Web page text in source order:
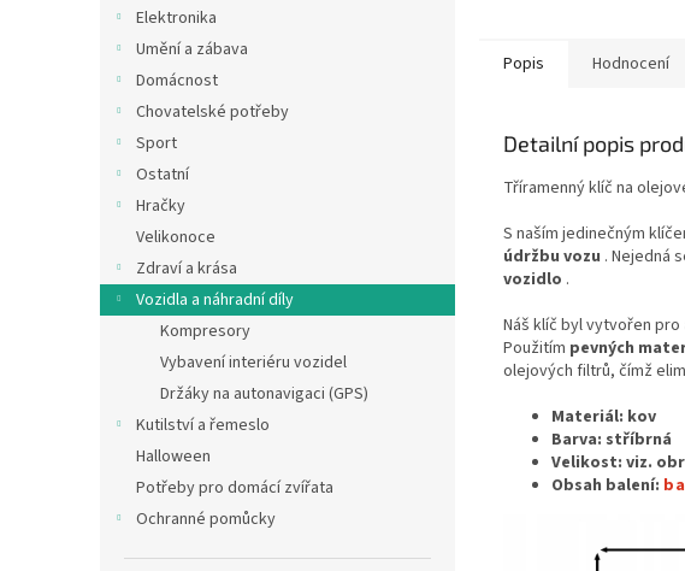
Elektronika
Umění a zábava
Domácnost
Chovatelské potřeby
Sport
Ostatní
Hračky
Velikonoce
Zdraví a krása
Vozidla a náhradní díly
Kompresory
Vybavení interiéru vozidel
Držáky na autonavigaci (GPS)
Kutilství a řemeslo
Halloween
Potřeby pro domácí zvířata
Ochranné pomůcky
Popis Hodnocení
Detailní popis
Tříramenný klíč na
S naším jedinečným
údržbu vozu . Nejedná
vozidlo .
Náš klíč byl vytvořen pro
Použitím pevných
olejových filtrů, čímž
Materiál: kov
Barva: stříbrná
Velikost: viz.
Obsah balení: